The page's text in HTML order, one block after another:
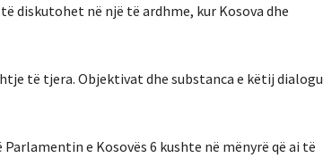
diskutohet në një të ardhme, kur Kosova dhe
të tjera. Objektivat dhe substanca e këtij dialogu
e Kosovës 6 kushte në mënyrë që ai të